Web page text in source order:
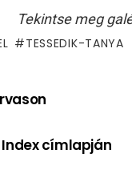
Tekintse meg
TESSEDIK-TANYA
Index címlapján